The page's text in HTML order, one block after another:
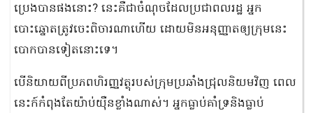
ប្រេងបានផងនោះ? នេះគឺជាចំណុចដែលប្រជាពលរដ្ឋ អ្នក
បោះឆ្នោតត្រូវចេះពិចារណាហើយ ដោយមិនអនុញ្ញាតឲ្យក្រុមនេះ
បោកបានទៀតនោះទេ។
បើនិយាយពីប្រភពហិរញ្ញវត្ថុរបស់ក្រុមប្រឆាំងជ្រុលនិយមវិញ ពេល
នេះក៍កំពុងតែយ៉ាប់យ៉ឺនខ្លាំងណាស់។ អ្នកធ្លាប់គាំទ្រនិងធ្លាប់